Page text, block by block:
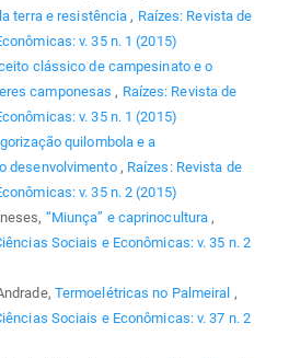
terra e resistência , Raízes: Revista de
v. 35 n. 1 (2015)
clássico de campesinato e o
camponesas , Raízes: Revista de
v. 35 n. 1 (2015)
quilombola e a
desenvolvimento , Raízes: Revista de
v. 35 n. 2 (2015)
“Miunça” e caprinocultura ,
Sociais e Econômicas: v. 35 n. 2
Termoelétricas no Palmeiral ,
Sociais e Econômicas: v. 37 n. 2